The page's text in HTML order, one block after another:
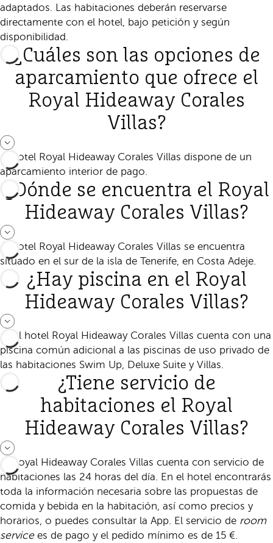
adaptados. Las habitaciones deberán reservarse
directamente con el hotel, bajo petición y según
disponibilidad.
¿Cuáles son las opciones de
aparcamiento que ofrece el
Royal Hideaway Corales
Villas?
El hotel Royal Hideaway Corales Villas dispone de un
aparcamiento interior de pago.
¿Dónde se encuentra el Royal
Hideaway Corales Villas?
El hotel Royal Hideaway Corales Villas se encuentra
situado en el sur de la isla de Tenerife, en Costa Adeje.
¿Hay piscina en el Royal
Hideaway Corales Villas?
Sí, el hotel Royal Hideaway Corales Villas cuenta con una
piscina común adicional a las piscinas de uso privado de
las habitaciones Swim Up, Deluxe Suite y Villas.
¿Tiene servicio de
habitaciones el Royal
Hideaway Corales Villas?
El Royal Hideaway Corales Villas cuenta con servicio de
habitaciones las 24 horas del día. En el hotel encontrarás
toda la información necesaria sobre las propuestas de
comida y bebida en la habitación, así como precios y
horarios, o puedes consultar la App. El servicio de room
servicees de pago y el pedido mínimo es de 15 €.